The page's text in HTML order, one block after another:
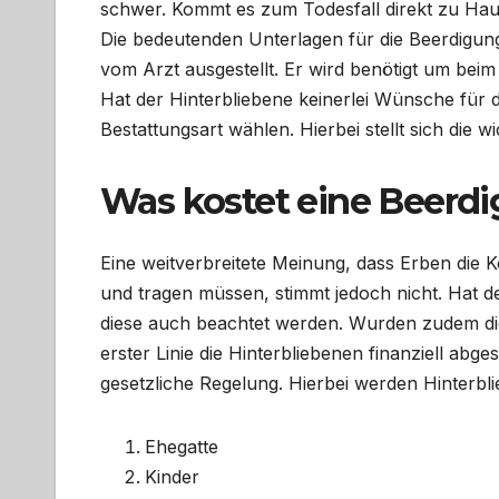
schwer. Kommt es zum Todesfall direkt zu
Die bedeutenden Unterlagen für die
vom Arzt ausgestellt. Er wird benötigt um
Hat der Hinterbliebene keinerlei Wünsche für
Bestattungsart wählen. Hierbei stellt sich die
Was kostet eine
Eine weitverbreitete Meinung, dass Erben die
und tragen müssen, stimmt jedoch nicht. Hat
diese auch beachtet werden. Wurden zudem
erster Linie die Hinterbliebenen finanziell
gesetzliche Regelung. Hierbei werden
Ehegatte
Kinder